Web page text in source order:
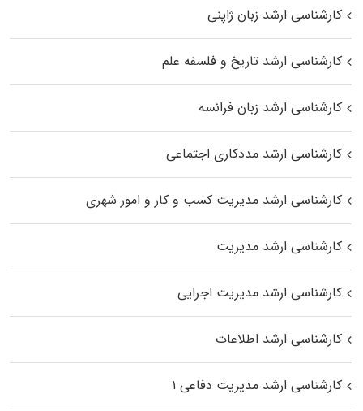
کارشناسی ارشد زبان ژاپنی
کارشناسی ارشد تاریخ و فلسفه علم
کارشناسی ارشد زبان فرانسه
کارشناسی ارشد مددکاری اجتماعی
کارشناسی ارشد مدیریت کسب و کار و امور شهری
کارشناسی ارشد مدیریت
کارشناسی ارشد مدیریت اجرایی
کارشناسی ارشد اطلاعات
کارشناسی ارشد مدیریت دفاعی ۱